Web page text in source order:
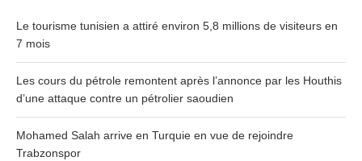
Le tourisme tunisien a attiré environ 5,8 millions de visiteurs en
7 mois
Les cours du pétrole remontent après l’annonce par les Houthis
d’une attaque contre un pétrolier saoudien
Mohamed Salah arrive en Turquie en vue de rejoindre
Trabzonspor